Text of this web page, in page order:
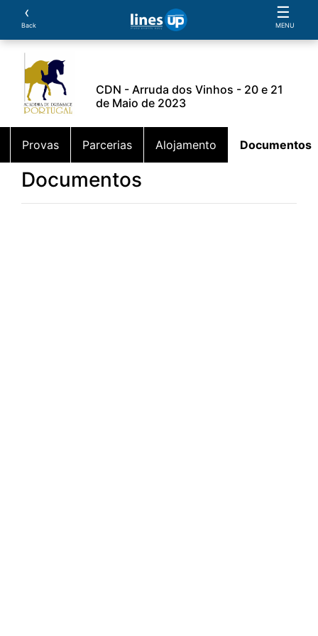
‹
Back
☰
MENU
CDN - Arruda dos Vinhos - 20 e 21
de Maio de 2023
Provas Parcerias Alojamento Documentos
Documentos